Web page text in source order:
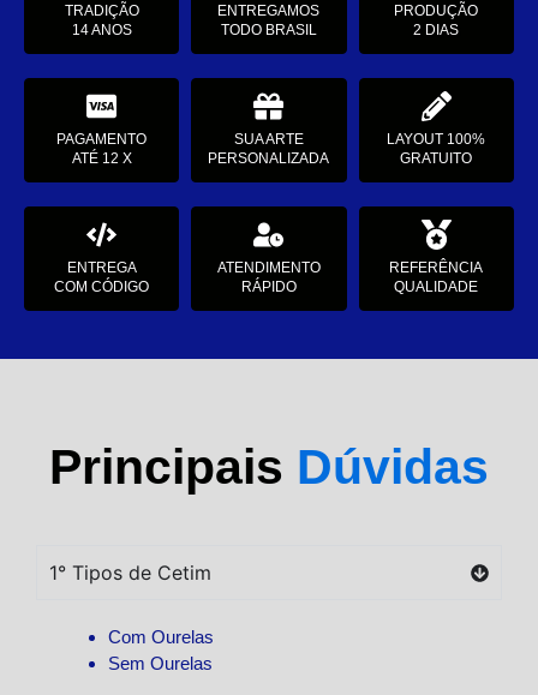
TRADIÇÃO
14 ANOS
ENTREGAMOS
TODO BRASIL
PRODUÇÃO
2 DIAS
PAGAMENTO
ATÉ 12 X
SUA ARTE
PERSONALIZADA
LAYOUT 100%
GRATUITO
ENTREGA
COM CÓDIGO
ATENDIMENTO
RÁPIDO
REFERÊNCIA
QUALIDADE
Principais Dúvidas
1° Tipos de Cetim
Com Ourelas
Sem Ourelas